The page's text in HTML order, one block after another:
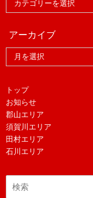
アーカイブ
トップ
お知らせ
郡山エリア
須賀川エリア
田村エリア
石川エリア